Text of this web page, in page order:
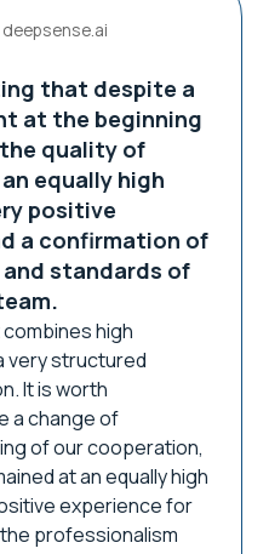
deepsense.ai
that despite a
at the beginning
quality of
equally high
positive
a confirmation of
standards of
high
very structured
It is worth
a change of
of our cooperation,
at an equally high
experience for
professionalism